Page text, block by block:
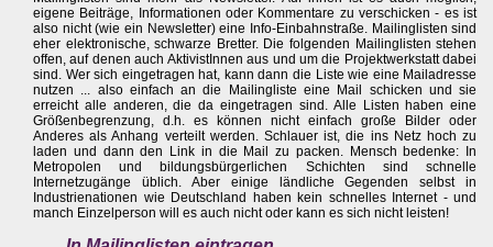
eigene Beiträge, Informationen oder Kommentare zu verschicken - es ist
also nicht (wie ein Newsletter) eine Info-Einbahnstraße. Mailinglisten sind
eher elektronische, schwarze Bretter. Die folgenden Mailinglisten stehen
offen, auf denen auch AktivistInnen aus und um die Projektwerkstatt dabei
sind. Wer sich eingetragen hat, kann dann die Liste wie eine Mailadresse
nutzen ... also einfach an die Mailingliste eine Mail schicken und sie
erreicht alle anderen, die da eingetragen sind. Alle Listen haben eine
Größenbegrenzung, d.h. es können nicht einfach große Bilder oder
Anderes als Anhang verteilt werden. Schlauer ist, die ins Netz hoch zu
laden und dann den Link in die Mail zu packen. Mensch bedenke: In
Metropolen und bildungsbürgerlichen Schichten sind schnelle
Internetzugänge üblich. Aber einige ländliche Gegenden selbst in
Industrienationen wie Deutschland haben kein schnelles Internet - und
manch Einzelperson will es auch nicht oder kann es sich nicht leisten!